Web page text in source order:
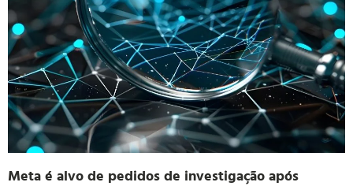
Meta é alvo de pedidos de investigação após